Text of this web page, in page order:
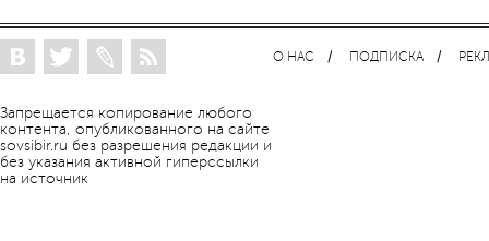
Запрещается копирование любого
контента, опубликованного на сайте
sovsibir.ru без разрешения редакции и
без указания активной гиперссылки
на источник
О НАС ПОДПИСКА